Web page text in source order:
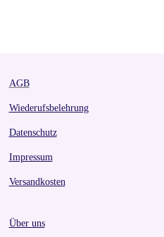
AGB
Wiederufsbelehrung
Datenschutz
Impressum
Versandkosten
Über uns